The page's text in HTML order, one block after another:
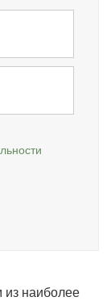
из наиболее